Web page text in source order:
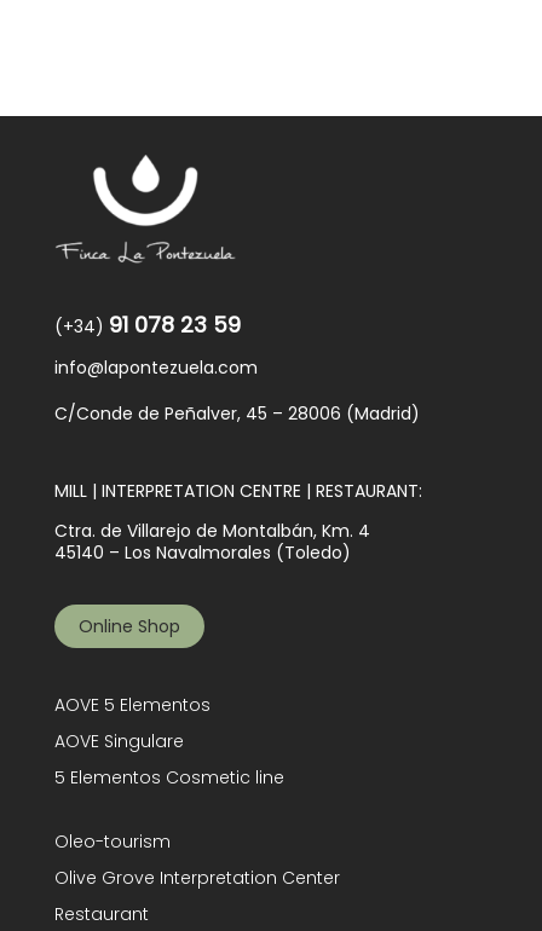
(+34) 91 078 23 59
info@lapontezuela.com
C/Conde de Peñalver, 45 – 28006 (Madrid)
MILL | INTERPRETATION CENTRE | RESTAURANT:
Ctra. de Villarejo de Montalbán, Km. 4
45140 – Los Navalmorales (Toledo)
Online Shop
AOVE 5 Elementos
AOVE Singulare
5 Elementos Cosmetic line
Oleo-tourism
Olive Grove Interpretation Center
Restaurant